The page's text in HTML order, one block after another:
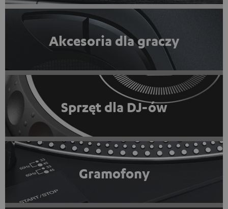
Akcesoria dla graczy
Sprzęt dla DJ-ów
Gramofony